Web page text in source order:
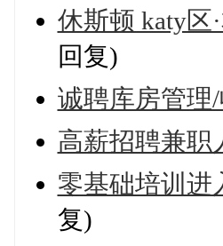
休斯顿 katy区
回复)
诚聘库房管理
高薪招聘兼职
零基础培训进
复)